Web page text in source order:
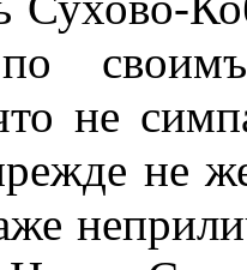
не
не